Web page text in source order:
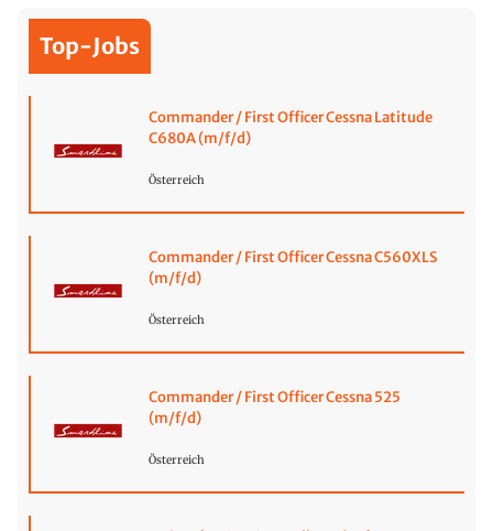
Top-Jobs
Commander / First Officer Cessna Latitude
C680A (m/f/d)
Österreich
Commander / First Officer Cessna C560XLS
(m/f/d)
Österreich
Commander / First Officer Cessna 525
(m/f/d)
Österreich